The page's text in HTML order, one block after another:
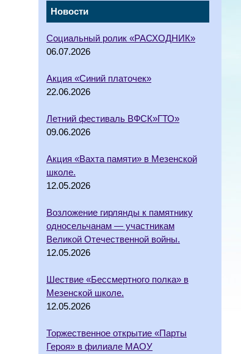
Новости
Социальный ролик «РАСХОДНИК»
06.07.2026
Акция «Синий платочек»
22.06.2026
Летний фестиваль ВФСК»ГТО»
09.06.2026
Акция «Вахта памяти» в Мезенской
школе.
12.05.2026
Возложение гирлянды к памятнику
односельчанам — участникам
Великой Отечественной войны.
12.05.2026
Шествие «Бессмертного полка» в
Мезенской школе.
12.05.2026
Торжественное открытие «Парты
Героя» в филиале МАОУ